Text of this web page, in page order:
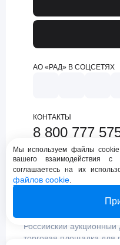
АО «РАД» В СОЦСЕТЯХ
КОНТАКТЫ
8 800 777
support@lot-online.ru
Российский
торговая площадка для
Мы используем файлы
вашего взаимодействия
соглашаетесь на их
файлов cookie.